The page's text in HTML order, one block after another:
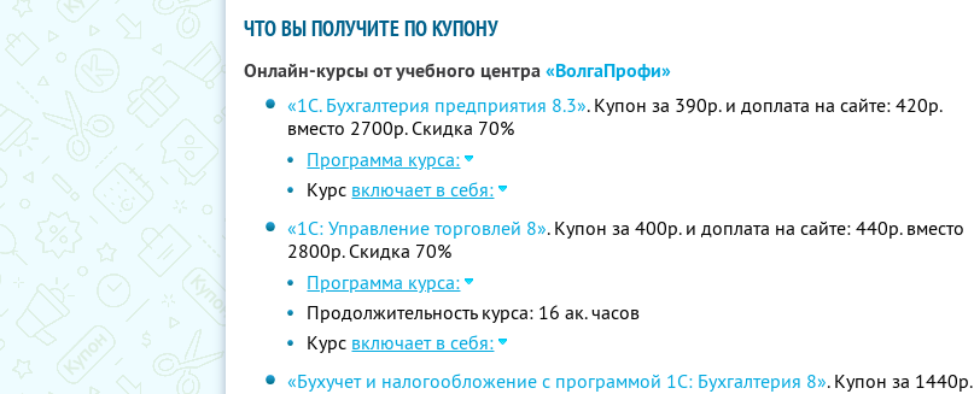
ЧТО ВЫ ПОЛУЧИТЕ ПО КУПОНУ
Онлайн-курсы от учебного центра«ВолгаПрофи»
«1С. Бухгалтерия предприятия 8.3». Купон за 390р. и доплата на сайте: 420р.
вместо 2700р. Скидка 70%
Программа курса:
Курс включает в себя:
«1С: Управление торговлей 8». Купон за 400р. и доплата на сайте: 440р. вместо
2800р. Скидка 70%
Программа курса:
Продолжительность курса: 16 ак. часов
Курс включает в себя:
«Бухучет и налогообложение с программой 1С: Бухгалтерия 8». Купон за 1440р.